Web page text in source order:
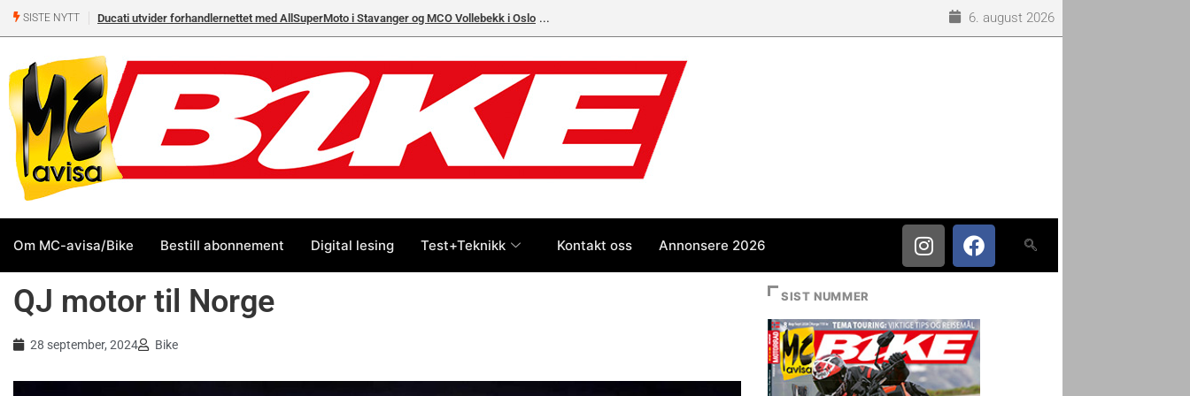
SISTE NYTT Ducati utvider forhandlernettet med AllSuperMoto i Stavanger og MCO Vollebekk i Oslo 6. august 2026
Om MC-avisa/Bike Bestill abonnement Digital lesing Test+Teknikk Kontakt oss Annonsere 2026
QJ motor til Norge
28 september, 2024 Bike
SIST NUMMER